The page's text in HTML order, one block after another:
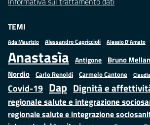
TEMI
Ada Maurizio Alessandro Capriccioli Alessio D'Amato
Anastasìa Antigone Bruno
Nordio Carlo Renoldi Carmelo Cantone
Covid-19 Dap Dignità e
regionale salute e integrazione
regionale salute e integrazione